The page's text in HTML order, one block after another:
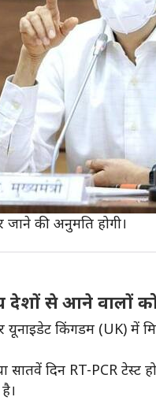
को कम करने के लिए
वायरस महामारी की
11 से सुबह 6 बजे तक
ओर से जारी किए गए
रूप से घर से बाहर
की अनुमति होगी।
से आने वालों को
किंगडम (UK) में
दिन RT-PCR टेस्ट